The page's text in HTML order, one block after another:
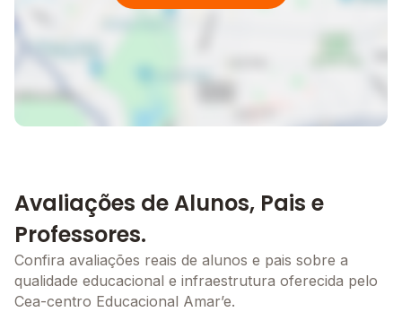
Avaliações de Alunos, Pais e
Professores.
Confira avaliações reais de alunos e pais sobre a
qualidade educacional e infraestrutura oferecida pelo
Cea-centro Educacional Amar’e.